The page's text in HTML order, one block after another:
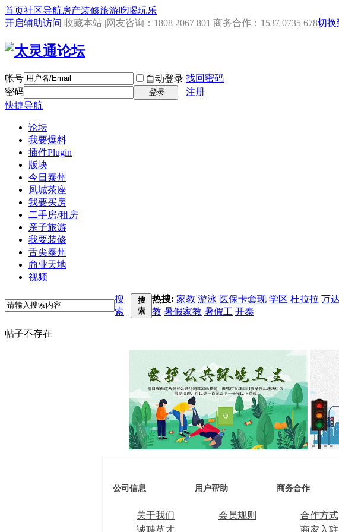
首页社区导航房产装修旅游吃喝玩乐
开启辅助访问 收藏本站 |网友咨询：1808 2067 801 商务合作：1537 0735 678切换
帐号 自动登录 找回密码
密码
登录
注册
快捷导航
论坛
我要爆料
插件Plugin
版块
今日泰州
凤城茶座
我要买房
二手房/租房
亲子旅游
我要装修
舌尖泰州
商业天地
视频
搜
索
搜
索
热搜: 家教 游泳 医保卡套现 学区 杜拉拉 万
教 暑假家教 暑假工 开泰
帖子不存在
公司信息
关于我们
用户帮助
会员规则
商务合作
合作方式